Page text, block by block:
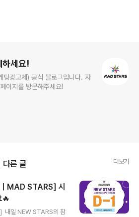
세요!
광고제) 공식 블로그입니다. 자
이지를 방문해주세요!
다른 글 더보기
MAD STARS] 시
내일 NEW STARS의 참